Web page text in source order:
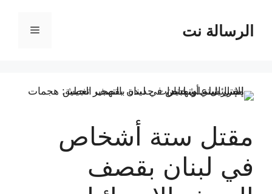
المحتوىالرسالة نت القائمة
مقتل ستة أشخاص
في لبنان بقصف